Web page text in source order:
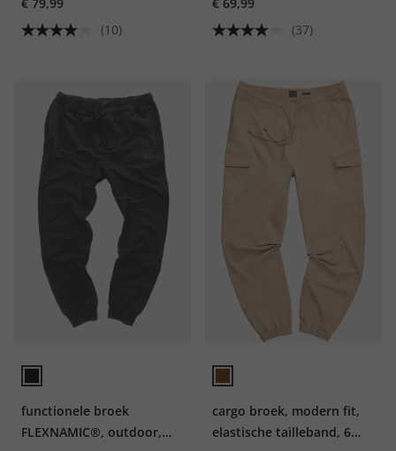
(10)
(37)
functionele broek
FLEXNAMIC®, outdoor,
cargo broek, modern fit,
elastische tailleband, 6